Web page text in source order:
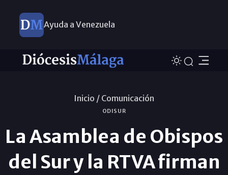
Ayuda a Venezuela
Inicio / Comunicación
ODISUR
La Asamblea de Obispos
del Sur y la RTVA firman